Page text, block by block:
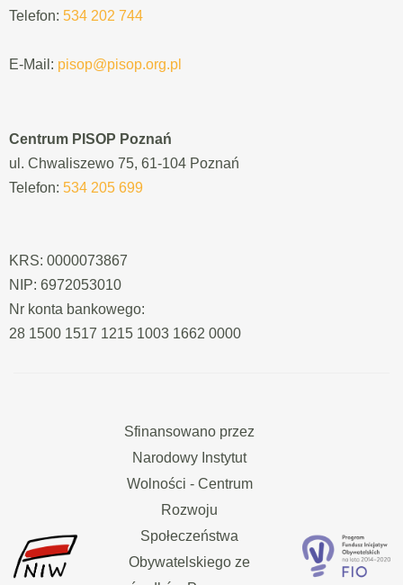
Telefon: 534 202 744
E-Mail: pisop@pisop.org.pl
Centrum PISOP Poznań
ul. Chwaliszewo 75, 61-104 Poznań
Telefon: 534 205 699
KRS: 0000073867
NIP: 6972053010
Nr konta bankowego:
28 1500 1517 1215 1003 1662 0000
Sfinansowano przez
Narodowy Instytut
Wolności - Centrum
Rozwoju
Społeczeństwa
Obywatelskiego ze